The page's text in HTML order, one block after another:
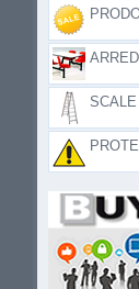
SCALE